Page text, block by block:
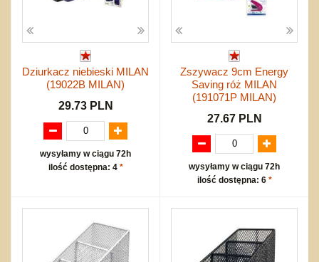
Dziurkacz niebieski MILAN
(19022B MILAN)
29.73 PLN
wysyłamy w ciągu 72h
ilość dostępna: 4 *
Zszywacz 9cm Energy
Saving róż MILAN
(191071P MILAN)
27.67 PLN
wysyłamy w ciągu 72h
ilość dostępna: 6 *